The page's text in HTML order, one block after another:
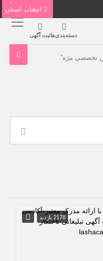
دسته‌بندی‌هاثبت آگهی
تخصصی مژه”
2178 بازدید